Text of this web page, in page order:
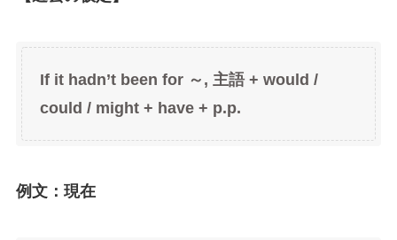
If it hadn’t been for ～, 主語 + would /
could / might + have + p.p.
例文：現在